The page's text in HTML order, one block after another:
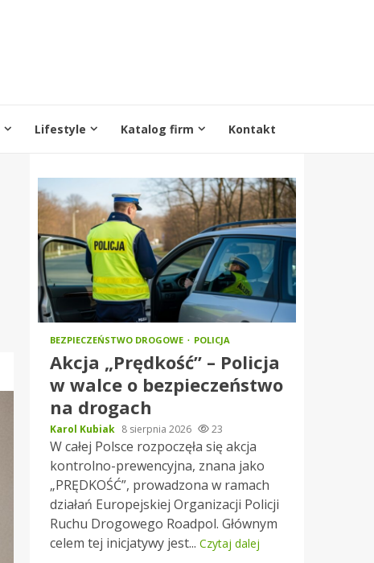
Lifestyle Katalog firm Kontakt
BEZPIECZEŃSTWO DROGOWE POLICJA
Akcja „Prędkość” – Policja
w walce o bezpieczeństwo
na drogach
Karol Kubiak 8 sierpnia 2026 23
W całej Polsce rozpoczęła się akcja
kontrolno-prewencyjna, znana jako
„PRĘDKOŚĆ”, prowadzona w ramach
działań Europejskiej Organizacji Policji
Ruchu Drogowego Roadpol. Głównym
celem tej inicjatywy jest... Czytaj dalej